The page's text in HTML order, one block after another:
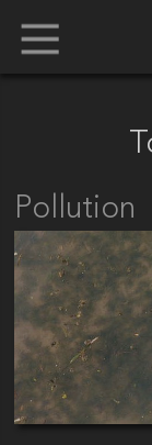
Pollution